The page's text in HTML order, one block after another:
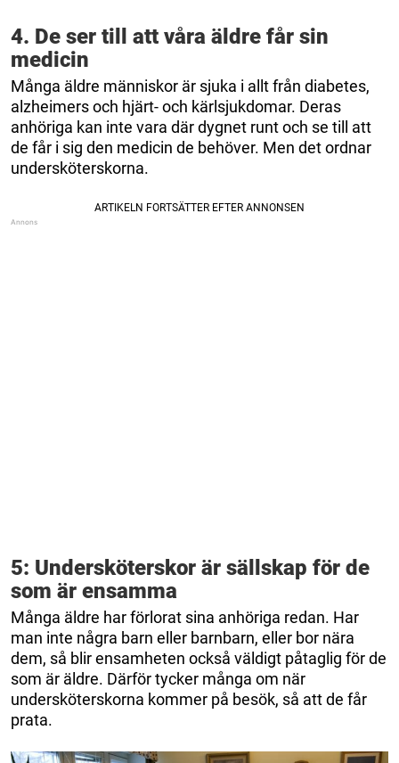
4. De ser till att våra äldre får sin
medicin
Många äldre människor är sjuka i allt från diabetes,
alzheimers och hjärt- och kärlsjukdomar. Deras
anhöriga kan inte vara där dygnet runt och se till att
de får i sig den medicin de behöver. Men det ordnar
undersköterskorna.
5: Undersköterskor är sällskap för de
som är ensamma
Många äldre har förlorat sina anhöriga redan. Har
man inte några barn eller barnbarn, eller bor nära
dem, så blir ensamheten också väldigt påtaglig för de
som är äldre. Därför tycker många om när
undersköterskorna kommer på besök, så att de får
prata.